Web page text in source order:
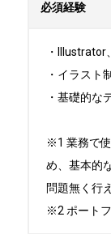
必須経験
・
・イラスト
・基礎的な
※1 業務で
め、基本的
問題無く行
※2 ポート